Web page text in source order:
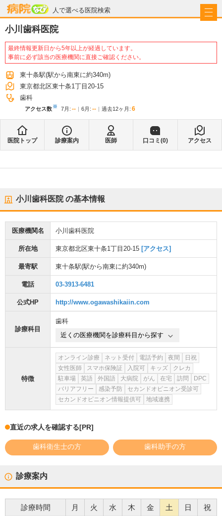
人で選べる医院検索
病院なび
小川歯科医院
最終情報更新日から5年以上が経過しています。
事前に必ず該当の医療機関に直接ご確認ください。
東十条駅(駅から南東に約340m)
東京都北区東十条1丁目20-15
歯科
アクセス数※ 7月 : -- 6月 : -- 過去12ヶ月: 6
医院トップ 診療案内 医師 口コミ(0) アクセス
小川歯科医院の基本情報
医療機関名 小川歯科医院
所在地 東京都北区東十条1丁目20-15 [アクセス]
最寄駅 東十条駅(駅から南東に約340m)
電話 03-3913-6481
公式HP http://www.ogawashikaiin.com
診療科目
歯科
近くの医療機関を診療科目から探す
特徴
オンライン診療 ネット受付 電話予約 夜間
日祝
女性医師
スマホ保険証 入院可 キッズ
クレカ
駐車場
英語 外国語 大病院 がん 在宅 訪問
DPC
バリアフリー
感染予防
セカンドオピニオン受診可
セカンドオピニオン情報提供可
地域連携
直近の求人を確認する[PR]
歯科衛生士の方 歯科助手の方
診療案内
診療時間 月 火 水 木 金 土 日 祝